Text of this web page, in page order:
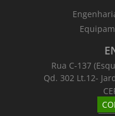
Rua C-137
Qd. 302 Lt.12-